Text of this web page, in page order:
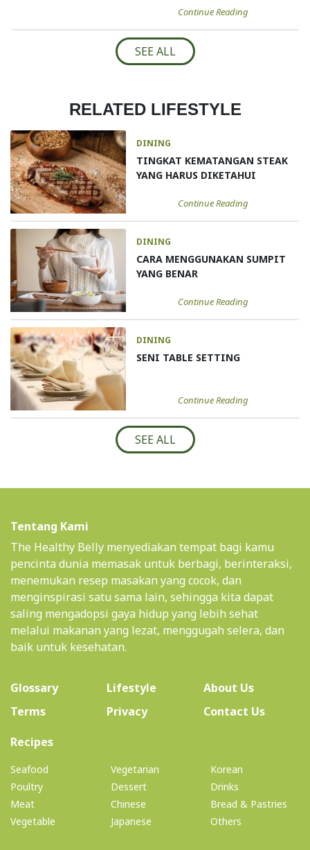
Continue Reading
SEE ALL
RELATED LIFESTYLE
DINING
TINGKAT KEMATANGAN STEAK
YANG HARUS DIKETAHUI
Continue Reading
DINING
CARA MENGGUNAKAN SUMPIT
YANG BENAR
Continue Reading
DINING
SENI TABLE SETTING
Continue Reading
SEE ALL
Tentang Kami
The Healthy Belly menyediakan tempat bagi kamu
pencinta dunia memasak untuk berbagi, berinteraksi,
menemukan resep masakan yang cocok, dan
menginspirasi satu sama lain, sehingga kita dapat
saling mengadopsi gaya hidup yang lebih sehat
melalui makanan yang lezat, menggugah selera, dan
baik untuk kesehatan.
Glossary Lifestyle About Us(current)
Terms
Privacy
Contact Us
Recipes(current)
Seafood
Poultry
Meat
Vegetable
Vegetarian
Dessert
Chinese
Japanese
Korean
Drinks
Bread & Pastries
Others